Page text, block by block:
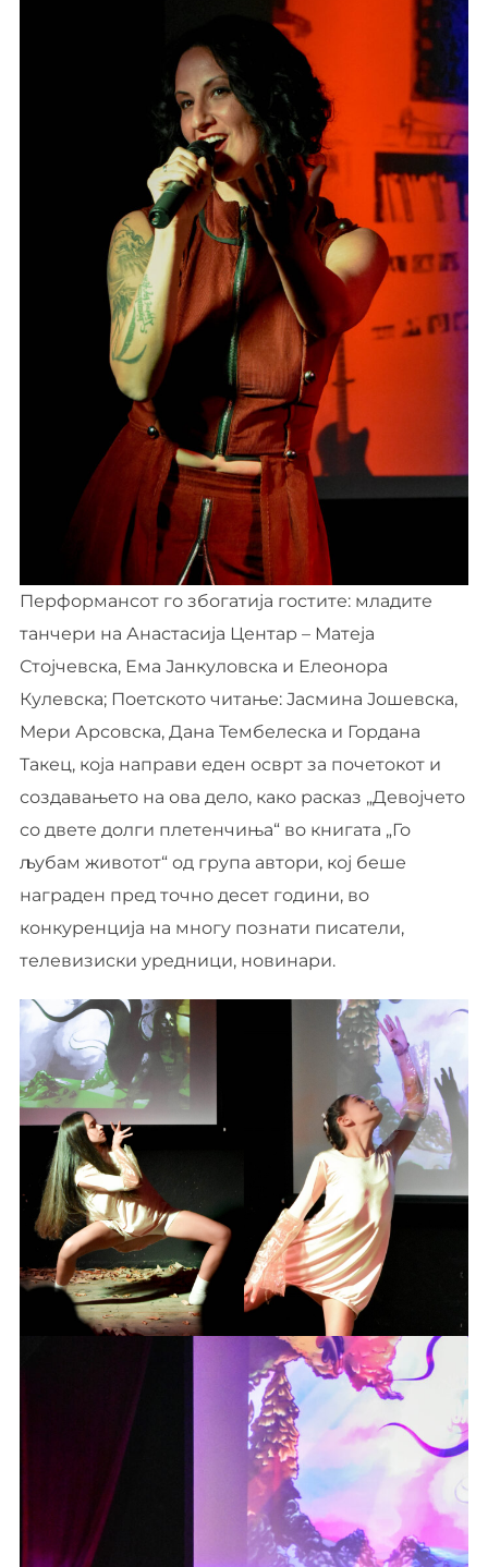
Перформансот го збогатија гостите: младите
танчери на Анастасија Центар – Матеја
Стојчевска, Ема Јанкуловска и Елеонора
Кулевска; Поетското читање: Јасмина Јошевска,
Мери Арсовска, Дана Тембелеска и Гордана
Такец, која направи еден осврт за почетокот и
создавањето на ова дело, како расказ „Девојчето
со двете долги плетенчиња“ во книгата „Го
љубам животот“ од група автори, кој беше
награден пред точно десет години, во
конкуренција на многу познати писатели,
телевизиски уредници, новинари.